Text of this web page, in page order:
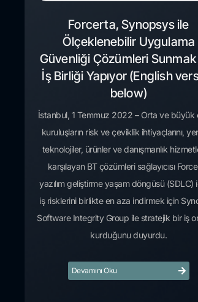
Forcerta, Synopsys ile
Ölçeklenebilir Uygulama
Güvenliği Çözümleri
İş Birliği Yapıyor (English
below)
İstanbul, 1 Temmuz 2022 – Orta ve büyük
kuruluşların risk ve çeviklik ihtiyaçlarını,
teknolojiler, ürünler ve danışmanlık
karşılayan BT çözümleri sağlayıcısı
yazılım geliştirme yaşam döngüsü (SDLC)
iş risklerini birlikte en aza indirmek için
Software Integrity Group ile stratejik bir iş
kurduğunu duyurdu.
Devamını Oku